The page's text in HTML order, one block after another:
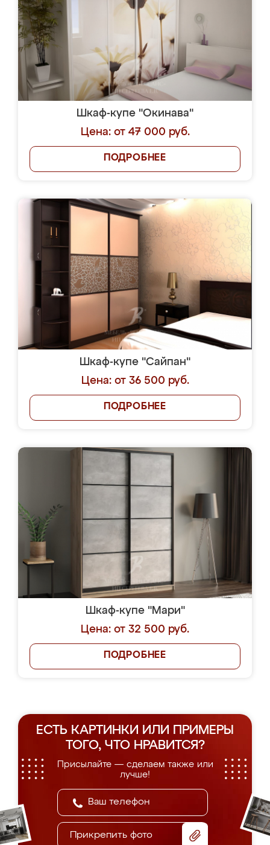
Шкаф-купе "Окинава"
Цена: от 47 000 руб.
ПОДРОБНЕЕ
Шкаф-купе "Сайпан"
Цена: от 36 500 руб.
ПОДРОБНЕЕ
Шкаф-купе "Мари"
Цена: от 32 500 руб.
ПОДРОБНЕЕ
ЕСТЬ КАРТИНКИ ИЛИ ПРИМЕРЫ
ТОГО, ЧТО НРАВИТСЯ?
Присылайте — сделаем также или
лучше!
Прикрепить фото